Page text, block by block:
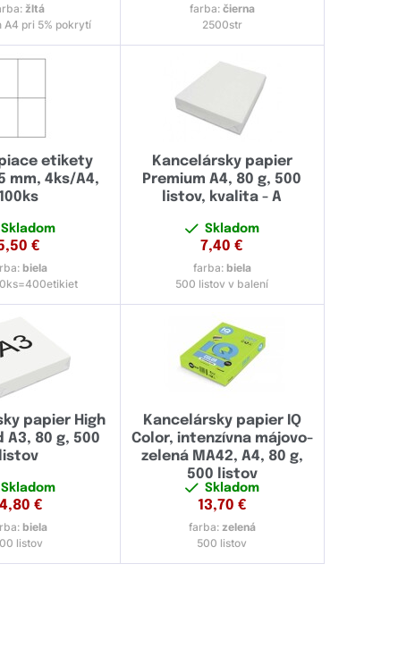
žltá
A4 pri 5% pokrytí
farba: čierna
2500str
etikety
mm, 4ks/A4,
100ks
Skladom
€
biela
Kancelársky papier
Premium A4, 80 g, 500
listov, kvalita - A
Skladom
7,40 €
farba: biela
500 listov v balení
papier High
A3, 80 g, 500
listov
Skladom
€
biela
listov
Kancelársky papier IQ
Color, intenzívna májovo-
zelená MA42, A4, 80 g,
500 listov
Skladom
13,70 €
farba: zelená
500 listov